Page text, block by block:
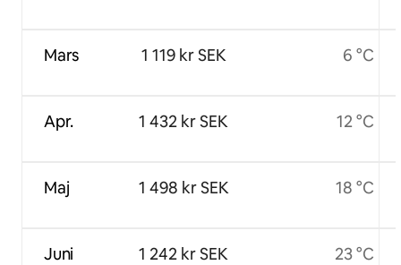
Mars
Apr.
Maj
Juni
1 119 kr SEK
1 432 kr SEK
1 498 kr SEK
1 242 kr SEK
6 °C
12 °C
18 °C
23 °C